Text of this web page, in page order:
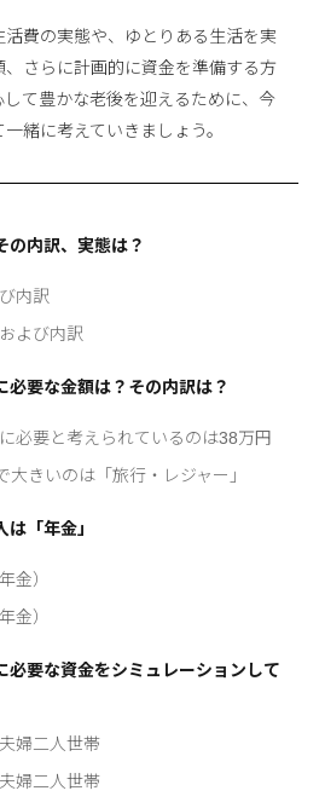
活費の実態や、ゆとりある生活を実
さらに計画的に資金を準備する方
て豊かな老後を迎えるために、今
緒に考えていきましょう。
の内訳、実態は？
内訳
よび内訳
必要な金額は？その内訳は？
必要と考えられているのは38万円
大きいのは「旅行・レジャー」
「年金」
金）
金）
必要な資金をシミュレーションして
婦二人世帯
婦二人世帯